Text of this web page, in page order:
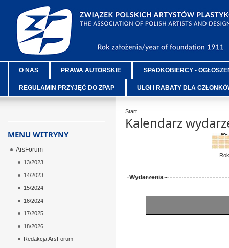
O NAS PRAWA AUTORSKIE SPADKOBIERCY -
REGULAMIN PRZYJĘĆ DO ZPAP ULGI i RABATY DLA
Start
Kalendarz
Rok
Wydarzenia -
MENU WITRYNY
ArsForum
13/2023
14/2023
15/2024
16/2024
17/2025
18/2026
Redakcja ArsForum